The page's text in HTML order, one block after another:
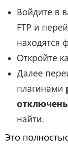
Войдите в
FTP и
находятся
Откройте
Далее
плагинами
найти.
Это